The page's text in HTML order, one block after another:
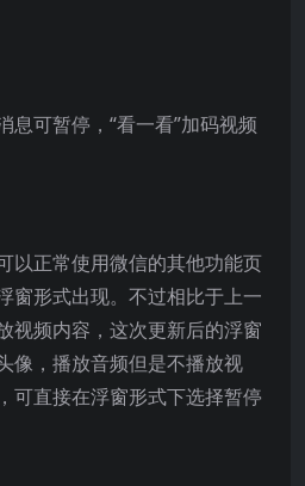
以正常使用微信的其他功能页
窗形式出现。不过相比于上一
视频内容，这次更新后的浮窗
像，播放音频但是不播放视
可直接在浮窗形式下选择暂停